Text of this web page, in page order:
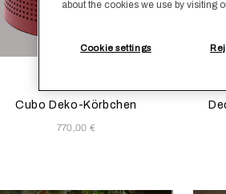
Cubo Deko-Körbchen
770,00 €
about the cookies we use by visiting
Cookie settings